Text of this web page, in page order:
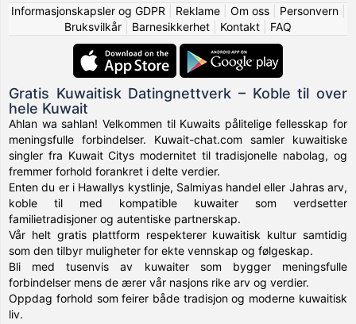
Informasjonskapsler og GDPR
Reklame| Om oss| Personvern|
Bruksvilkår
Barnesikkerhet Kontakt FAQ
Gratis Kuwaitisk Datingnettverk – Koble til over
hele Kuwait
Ahlan wa sahlan! Velkommen til Kuwaits pålitelige fellesskap for
meningsfulle forbindelser. Kuwait-chat.com samler kuwaitiske
singler fra Kuwait Citys modernitet til tradisjonelle nabolag, og
fremmer forhold forankret i delte verdier.
Enten du er i Hawallys kystlinje, Salmiyas handel eller Jahras arv,
koble til med kompatible kuwaiter som verdsetter
familietradisjoner og autentiske partnerskap.
Vår helt gratis plattform respekterer kuwaitisk kultur samtidig
som den tilbyr muligheter for ekte vennskap og følgeskap.
Bli med tusenvis av kuwaiter som bygger meningsfulle
forbindelser mens de ærer vår nasjons rike arv og verdier.
Oppdag forhold som feirer både tradisjon og moderne kuwaitisk
liv.